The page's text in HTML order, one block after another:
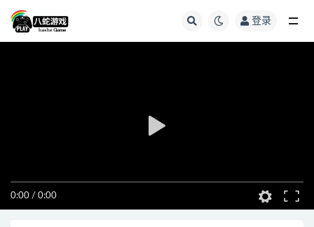
登录
0:00 / 0:00